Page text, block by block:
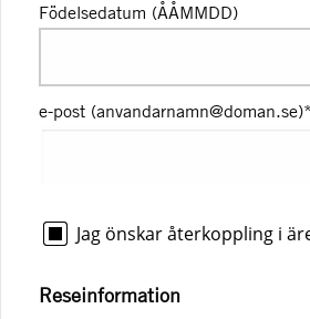
Födelsedatum (ÅÅMMDD)
e-post (anvandarnamn@doman.se)*
Jag önskar återkoppling i
Reseinformation